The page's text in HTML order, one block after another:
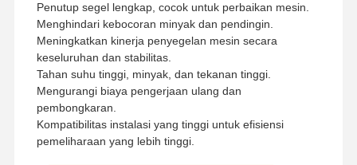
Penutup segel lengkap, cocok untuk perbaikan mesin.
Menghindari kebocoran minyak dan pendingin.
Meningkatkan kinerja penyegelan mesin secara
keseluruhan dan stabilitas.
Tahan suhu tinggi, minyak, dan tekanan tinggi.
Mengurangi biaya pengerjaan ulang dan
pembongkaran.
Kompatibilitas instalasi yang tinggi untuk efisiensi
pemeliharaan yang lebih tinggi.